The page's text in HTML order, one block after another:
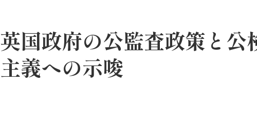
英国政府の公監査政策と
主義への示唆